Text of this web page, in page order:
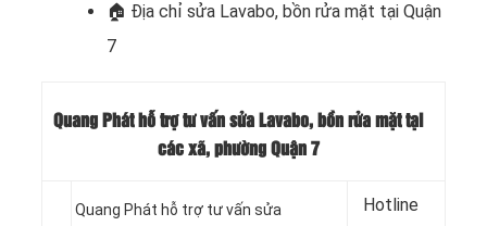
🏠 Địa chỉ sửa Lavabo, bồn rửa mặt tại Quận
7
Quang Phát hỗ trợ tư vấn sửa Lavabo, bồn rửa mặt tại
các xã, phường Quận 7
Quang Phát hỗ trợ tư vấn sửa
Hotline